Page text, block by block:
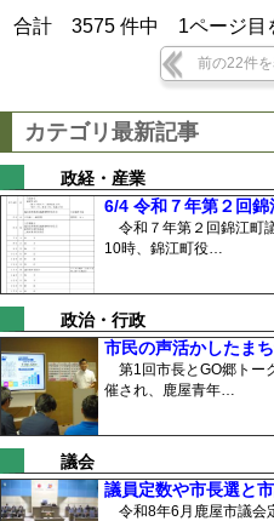
合計3575 件中 1ページ目
前の22件
カテゴリ最新記事
政経・産業
6/4 令和７年第２回
令和７年第２回錦江町
10時、錦江町役…
政治・行政
市民の声活かしたま
第1回市長とGO郷トー
催され、鹿屋青年…
議会
議員定数や市長選と
令和8年6月鹿屋市議会